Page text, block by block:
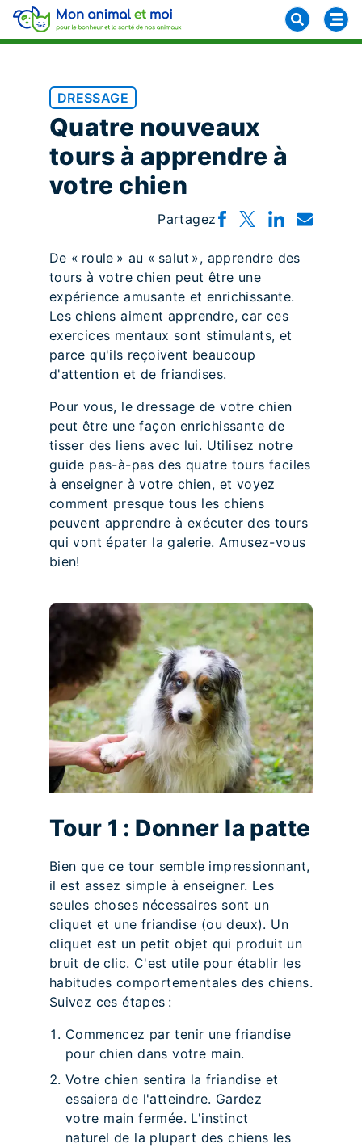
DRESSAGE
Quatre nouveaux
tours à apprendre à
votre chien
Partagez
De « roule » au « salut », apprendre des
tours à votre chien peut être une
expérience amusante et enrichissante.
Les chiens aiment apprendre, car ces
exercices mentaux sont stimulants, et
parce qu'ils reçoivent beaucoup
d'attention et de friandises.
Pour vous, le dressage de votre chien
peut être une façon enrichissante de
tisser des liens avec lui. Utilisez notre
guide pas-à-pas des quatre tours faciles
à enseigner à votre chien, et voyez
comment presque tous les chiens
peuvent apprendre à exécuter des tours
qui vont épater la galerie. Amusez-vous
bien!
Tour 1 : Donner la patte
Bien que ce tour semble impressionnant,
il est assez simple à enseigner. Les
seules choses nécessaires sont un
cliquet et une friandise (ou deux). Un
cliquet est un petit objet qui produit un
bruit de clic. C'est utile pour établir les
habitudes comportementales des chiens.
Suivez ces étapes :
Commencez par tenir une friandise
pour chien dans votre main.
Votre chien sentira la friandise et
essaiera de l'atteindre. Gardez
votre main fermée. L'instinct
naturel de la plupart des chiens les